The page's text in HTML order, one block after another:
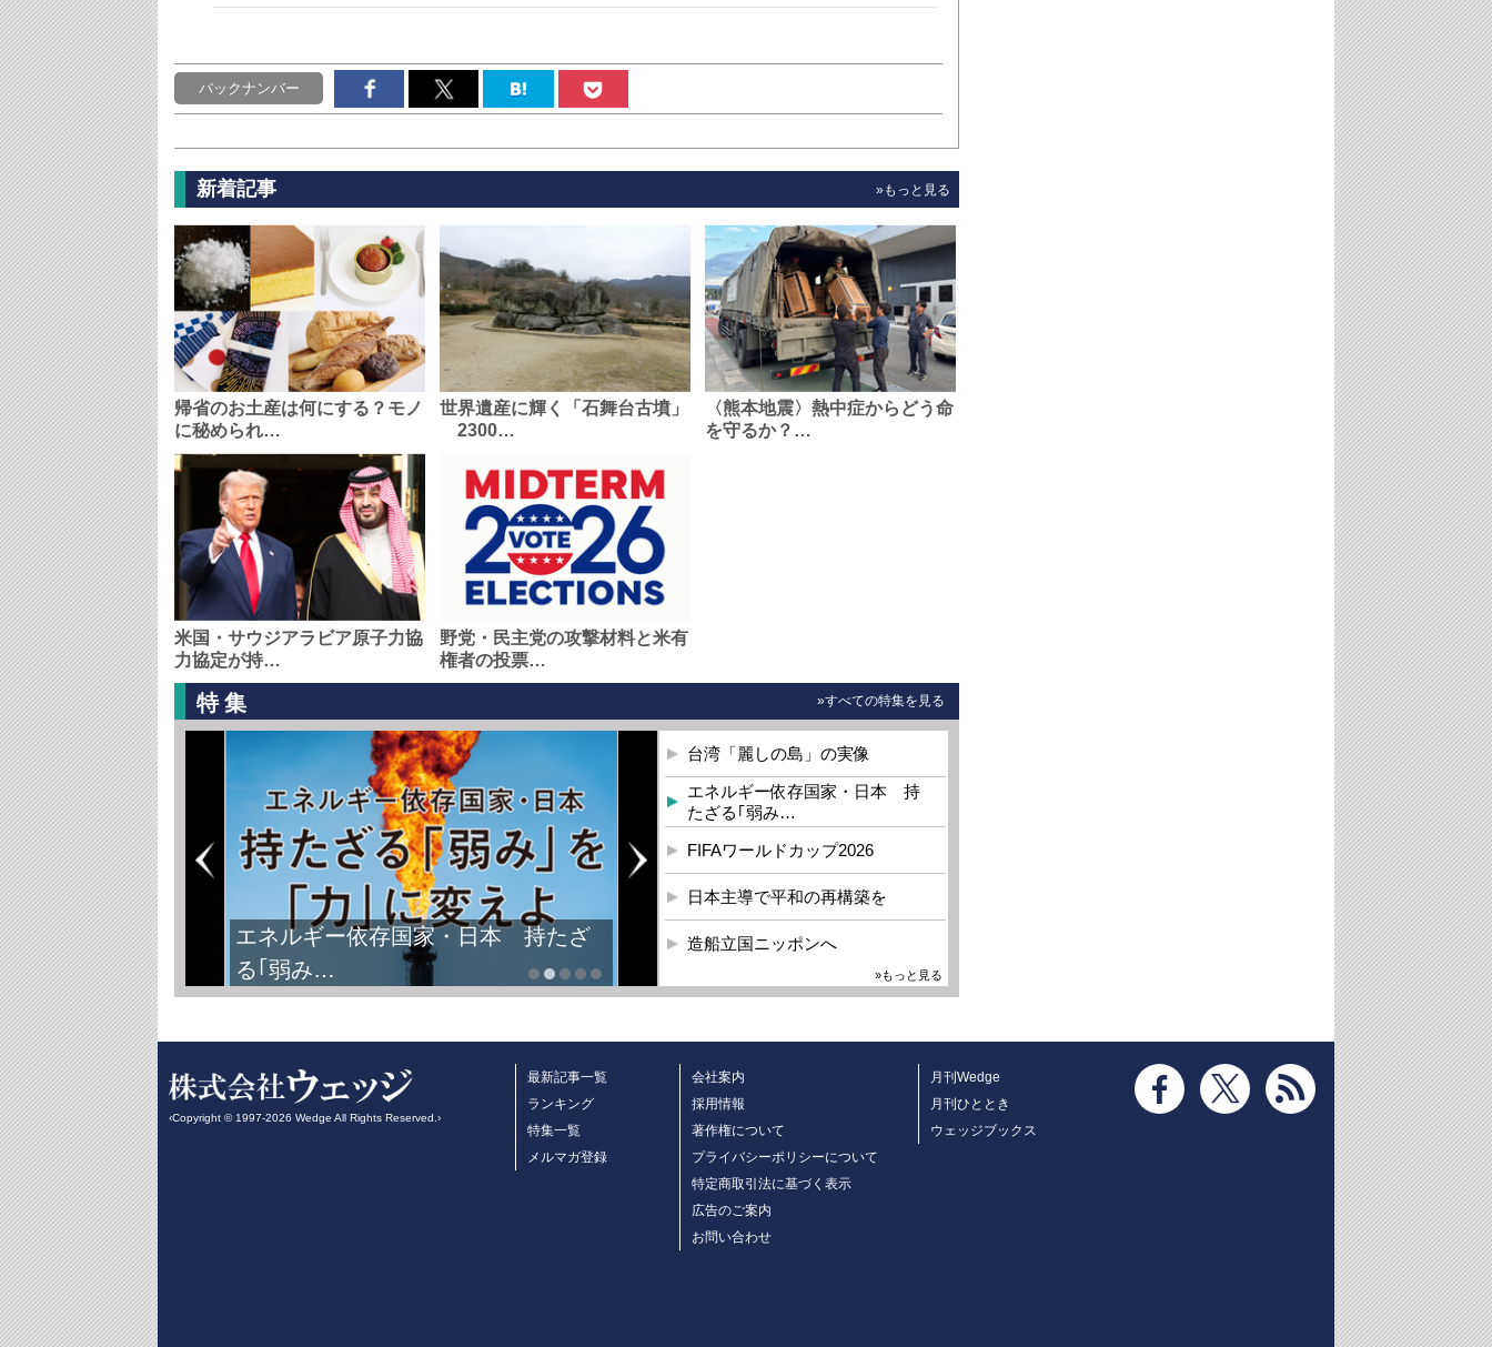
バックナンバー
新着記事 »もっと見る
帰省のお土産は何にする？モノ
に秘められ…
世界遺産に輝く「石舞台古墳」
2300…
〈熊本地震〉熱中症からどう命
を守るか？…
米国・サウジアラビア原子力協
力協定が持…
野党・民主党の攻撃材料と米有
権者の投票…
特集 »すべての特集を見る
エネルギー依存国家・日本 持たざ
る｢弱み…
台湾「麗しの島」の実像
エネルギー依存国家・日本 持
たざる｢弱み…
FIFAワールドカップ2026
日本主導で平和の再構築を
造船立国ニッポンへ
»もっと見る
‹Copyright © 1997-2026 Wedge All Rights Reserved.›
最新記事一覧
ランキング
特集一覧
メルマガ登録
会社案内
採用情報
著作権について
プライバシーポリシーについて
特定商取引法に基づく表示
広告のご案内
お問い合わせ
月刊Wedge
月刊ひととき
ウェッジブックス